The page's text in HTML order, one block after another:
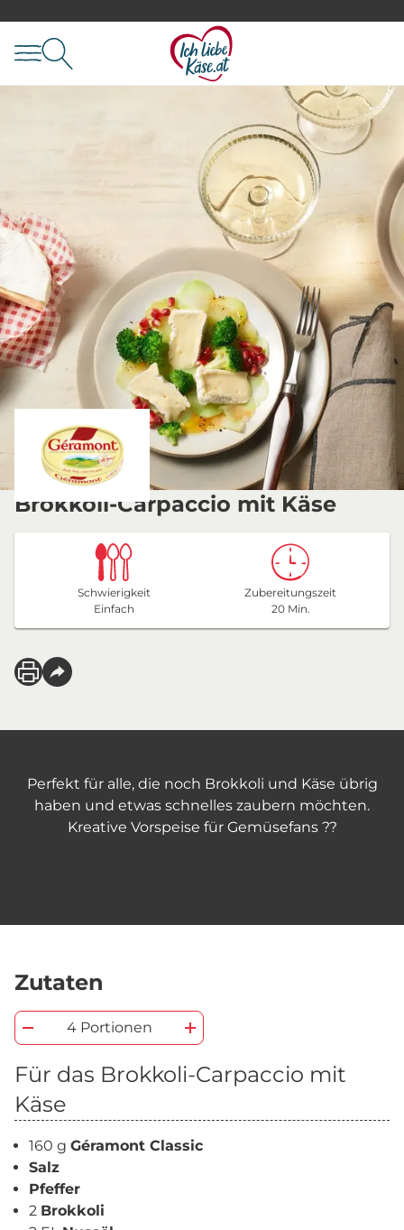
Brokkoli-Carpaccio mit Käse
Schwierigkeit
Einfach
Zubereitungszeit
20 Min.
Perfekt für alle, die noch Brokkoli und Käse übrig
haben und etwas schnelles zaubern möchten.
Kreative Vorspeise für Gemüsefans ??
Zutaten
4 Portionen
Für das Brokkoli-Carpaccio mit
Käse
160 g Géramont Classic
Salz
Pfeffer
2 Brokkoli